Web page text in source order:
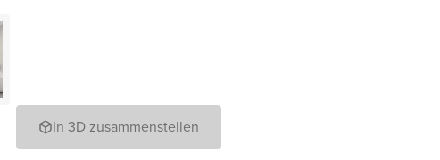
In 3D zusammenstellen